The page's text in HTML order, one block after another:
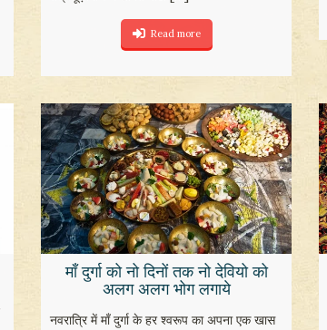
Read more
माँ दुर्गा को नो दिनों तक नो देवियो को
अलग अलग भोग लगाये
नवरात्रि में माँ दुर्गा के हर श्वरूप का अपना एक खास